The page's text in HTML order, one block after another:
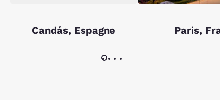
Candás, Espagne Paris,